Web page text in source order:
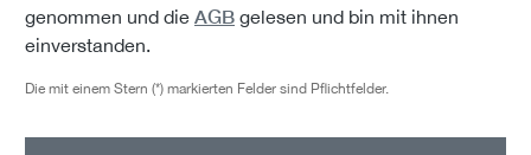
genommen und die AGB gelesen und bin mit ihnen
einverstanden.
Die mit einem Stern (*) markierten Felder sind Pflichtfelder.